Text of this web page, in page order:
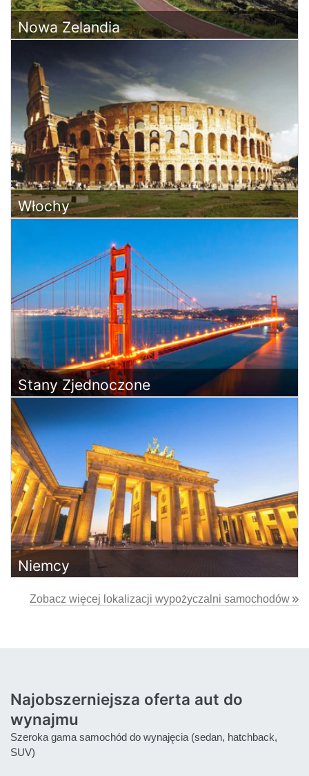
Nowa Zelandia
Włochy
Stany Zjednoczone
Niemcy
Zobacz więcej lokalizacji wypożyczalni samochodów
Najobszerniejsza oferta aut do
wynajmu
Szeroka gama samochód do wynajęcia (sedan, hatchback,
SUV)